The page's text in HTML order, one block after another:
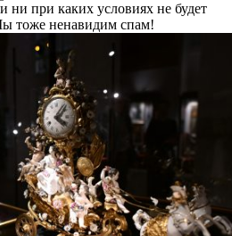
ни при каких условиях не будет
тоже ненавидим спам!